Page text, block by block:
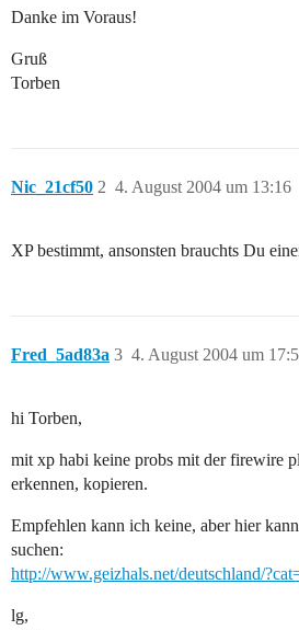
Danke im Voraus!
Gruß
Torben
Nic_21cf50 4. August 2004 um 13:16
2
XP bestimmt, ansonsten brauchts Du
Fred_5ad83a 4. August 2004 um
3
hi Torben,
mit xp habi keine probs mit der firewire
erkennen, kopieren.
Empfehlen kann ich keine, aber hier
suchen:
http://www.geizhals.net/deutschland/
lg,